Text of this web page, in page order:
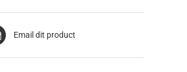
Email dit product